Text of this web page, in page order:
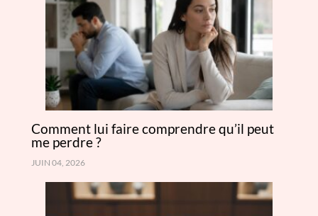
Comment lui faire comprendre qu’il peut
me perdre ?
JUIN 04, 2026